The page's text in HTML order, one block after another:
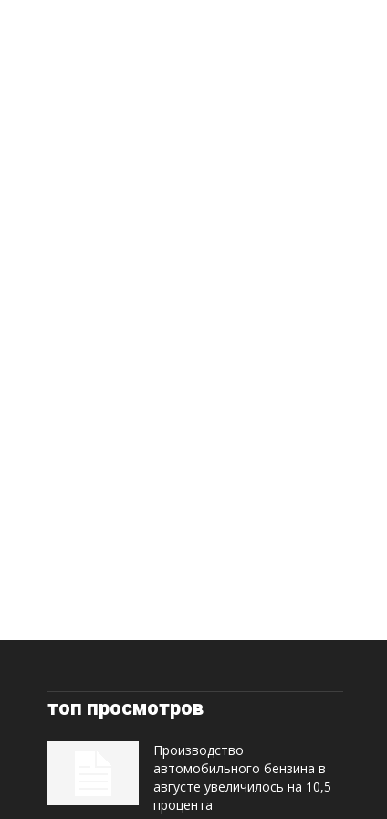
топ просмотров
Производство
автомобильного бензина в
августе увеличилось на 10,5
процента